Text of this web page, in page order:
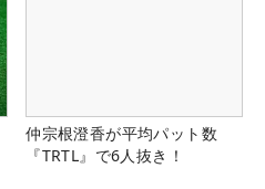
仲宗根澄香が平均パット数
『TRTL』で6人抜き！